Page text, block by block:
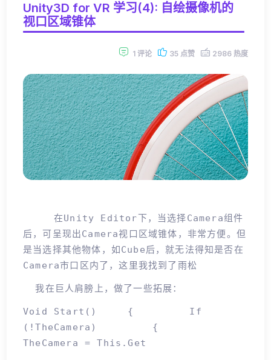
Unity3D for VR 学习(4): 自绘摄像机的
视口区域锥体
1 评论 35 点赞 2986 热度
在Unity Editor下，当选择Camera组件
后，可呈现出Camera视口区域锥体，非常方便。但
是当选择其他物体，如Cube后，就无法得知是否在
Camera市口区内了，这里我找到了雨松
我在巨人肩膀上，做了一些拓展：
Void Start() { If
(!theCamera) {
TheCamera = This.Get